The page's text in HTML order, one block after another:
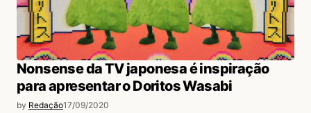
login
Nonsense da TV japonesa é inspiração
para apresentar o Doritos Wasabi
by Redação17/09/2020